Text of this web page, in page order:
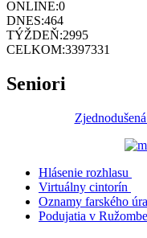
ONLINE:0
DNES:464
TÝŽDEŇ:2995
CELKOM:3397331
Seniori
Hlásenie rozhlasu
Virtuálny cintorín
Oznamy farského
Podujatia v